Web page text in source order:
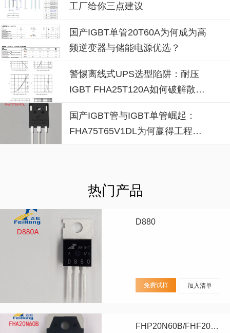
工厂给你三点建议
国产IGBT单管20T60A为何成为高
频逆变器与储能电源优选？
警惕离线式UPS选型陷阱：耐压
IGBT FHA25T120A如何破解散热
国产IGBT管与IGBT单管崛起：
FHA75T65V1DL为何赢得工程师
热门产品
D880
免费试样 加入清单
FHP20N60B/FHF20N60B/FHA20N60B